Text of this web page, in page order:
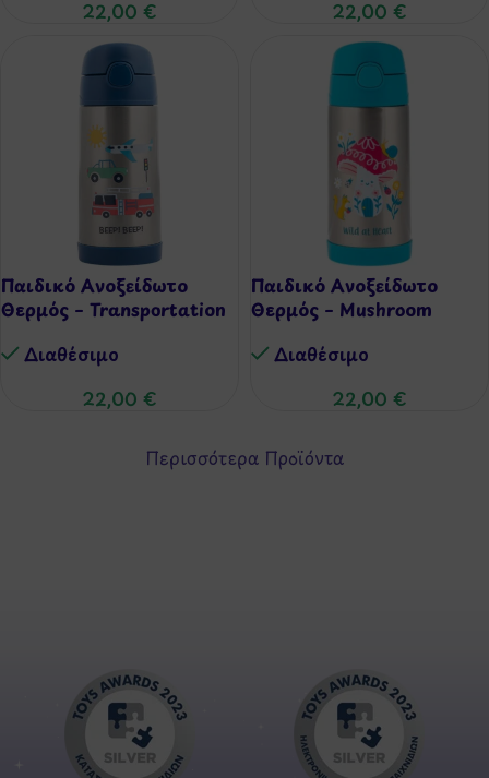
22,00 € 22,00 €
Παιδικό Ανοξείδωτο
Θερμός – Transportation
Διαθέσιμo
22,00 €
Παιδικό Ανοξείδωτο
Θερμός – Mushroom
Διαθέσιμo
22,00 €
Περισσότερα Προϊόντα